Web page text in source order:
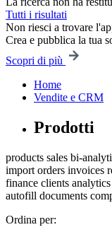
Tutti i risultati
Non riesci a trovare
Crea e pubblica la tua
Scopri di più
Home
Vendite e CRM
Prodotti
products sales bi-
import orders invoices
finance clients analytics
autofill documents
Ordina per: